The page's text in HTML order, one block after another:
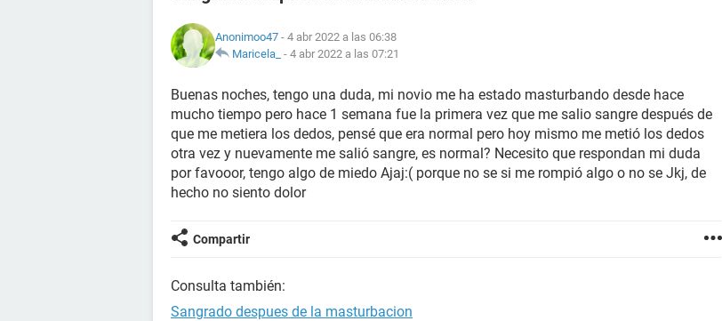
Anonimoo47 - 4 abr 2022 a las 06:38
Maricela_ - 4 abr 2022 a las 07:21
Buenas noches, tengo una duda, mi novio me ha estado masturbando desde hace
mucho tiempo pero hace 1 semana fue la primera vez que me salio sangre después de
que me metiera los dedos, pensé que era normal pero hoy mismo me metió los dedos
otra vez y nuevamente me salió sangre, es normal? Necesito que respondan mi duda
por favooor, tengo algo de miedo Ajaj:( porque no se si me rompió algo o no se Jkj, de
hecho no siento dolor
Compartir
Consulta también:
Sangrado despues de la masturbacion